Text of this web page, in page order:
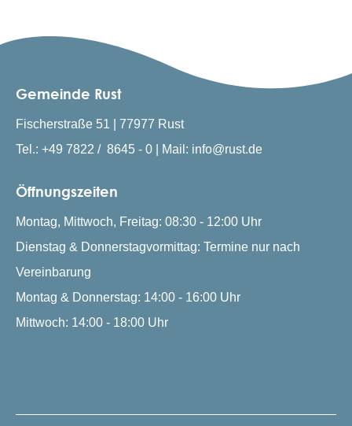
Gemeinde Rust
Fischerstraße 51 | 77977 Rust
Tel.: +49 7822 / 8645 - 0 | Mail: info@rust.de
Öffnungszeiten
Montag, Mittwoch, Freitag: 08:30 - 12:00 Uhr
Dienstag & Donnerstagvormittag: Termine nur nach
Vereinbarung
Montag & Donnerstag: 14:00 - 16:00 Uhr
Mittwoch: 14:00 - 18:00 Uhr